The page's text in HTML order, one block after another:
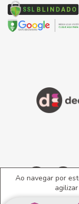
Ao navegar por